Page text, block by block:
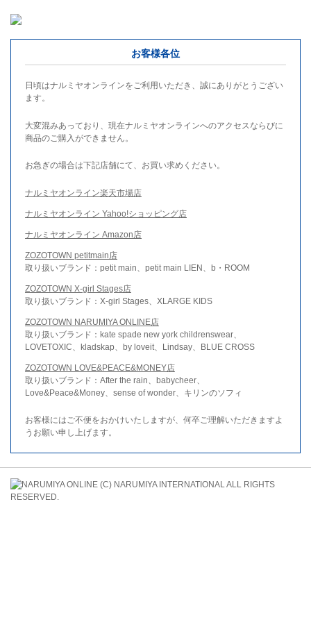
お客様各位
日頃はナルミヤオンラインをご利用いただき、誠にありがとうござい
ます。
大変混みあっており、現在ナルミヤオンラインへのアクセスならびに
商品のご購入ができません。
お急ぎの場合は下記店舗にて、お買い求めください。
ナルミヤオンライン楽天市場店
ナルミヤオンライン Yahoo!ショッピング店
ナルミヤオンライン Amazon店
ZOZOTOWN petitmain店
取り扱いブランド：petit main、petit main LIEN、b・ROOM
ZOZOTOWN X-girl Stages店
取り扱いブランド：X-girl Stages、XLARGE KIDS
ZOZOTOWN NARUMIYA ONLINE店
取り扱いブランド：kate spade new york childrenswear、
LOVETOXIC、kladskap、by loveit、Lindsay、BLUE CROSS
ZOZOTOWN LOVE&PEACE&MONEY店
取り扱いブランド：After the rain、babycheer、
Love&Peace&Money、sense of wonder、キリンのソフィ
お客様にはご不便をおかけいたしますが、何卒ご理解いただきますよ
うお願い申し上げます。